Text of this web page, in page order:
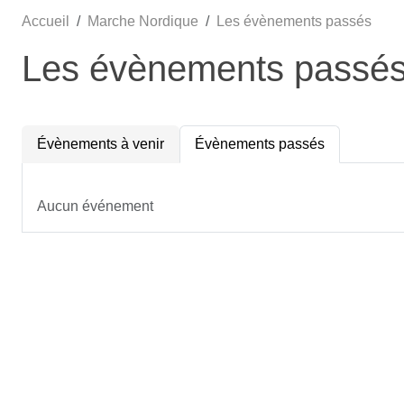
Accueil Marche Nordique Les évènements passés
Les évènements
Évènements à venir Évènements passés
Aucun événement